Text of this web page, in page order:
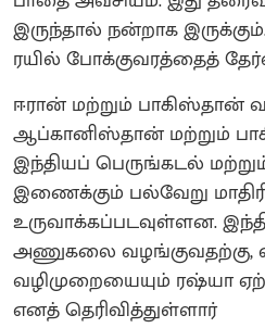
இருந்தால் நன்றாக
ரயில் போக்குவரத்தைத்
ஈரான் மற்றும் பாகிஸ்தான்
ஆப்கானிஸ்தான் மற்றும்
இந்தியப் பெருங்கடல்
இணைக்கும் பல்வேறு
உருவாக்கப்படவுள்ளன.
அணுகலை வழங்குவதற்கு,
வழிமுறையையும் ரஷ்யா
எனத் தெரிவித்துள்ளார்